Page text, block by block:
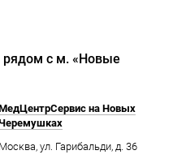
рядом с м. «Новые
на Новых
Москва, ул. Гарибальди, д. 36